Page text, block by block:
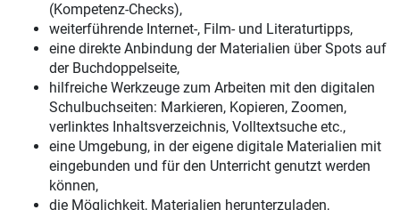
(Kompetenz-Checks),
weiterführende Internet-, Film- und Literaturtipps,
eine direkte Anbindung der Materialien über Spots auf
der Buchdoppelseite,
hilfreiche Werkzeuge zum Arbeiten mit den digitalen
Schulbuchseiten: Markieren, Kopieren, Zoomen,
verlinktes Inhaltsverzeichnis, Volltextsuche etc.,
eine Umgebung, in der eigene digitale Materialien mit
eingebunden und für den Unterricht genutzt werden
können,
die Möglichkeit, Materialien herunterzuladen,